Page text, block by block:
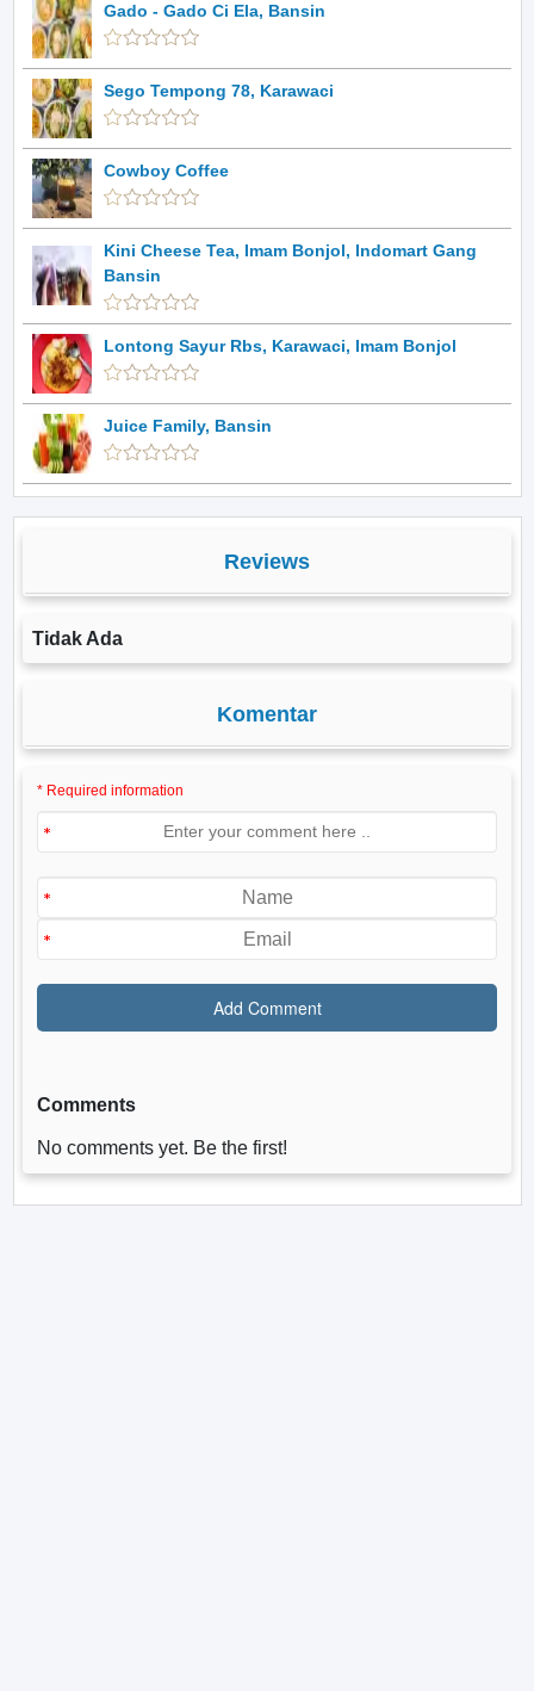
Gado - Gado Ci Ela, Bansin
Sego Tempong 78, Karawaci
Cowboy Coffee
Kini Cheese Tea, Imam Bonjol, Indomart Gang
Bansin
Lontong Sayur Rbs, Karawaci, Imam Bonjol
Juice Family, Bansin
Reviews
Tidak Ada
Komentar
* Required information
Comments
No comments yet. Be the first!